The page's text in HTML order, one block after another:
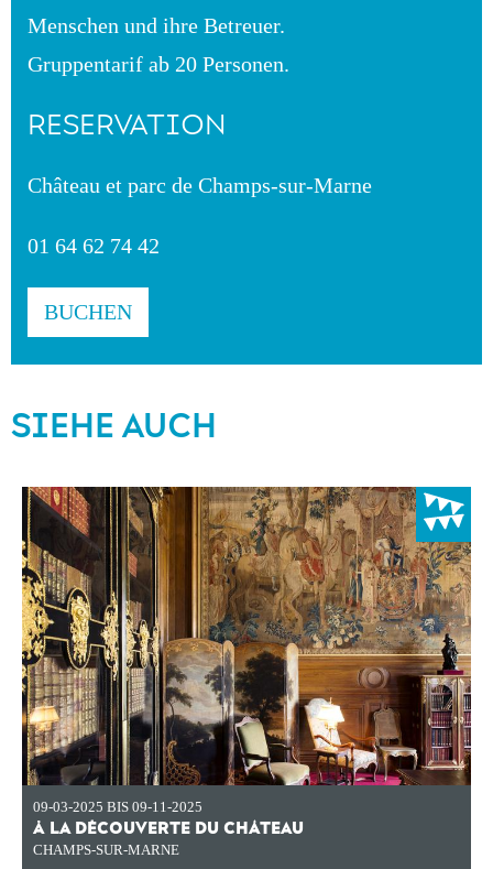
Menschen und ihre Betreuer.
Gruppentarif ab 20 Personen.
RESERVATION
Château et parc de Champs-sur-Marne
01 64 62 74 42
BUCHEN
SIEHE AUCH
09-03-2025 BIS 09-11-2025
À LA DÉCOUVERTE DU CHÂTEAU
CHAMPS-SUR-MARNE